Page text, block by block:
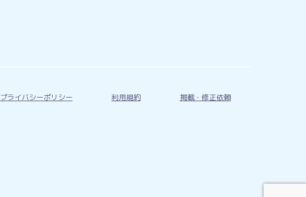
プライバシーポリシー 利用規約 掲載・修正依頼